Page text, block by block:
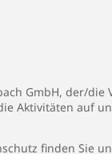
GmbH, der/
Aktivitäten auf
finden Sie